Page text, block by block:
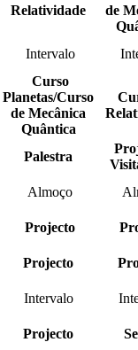
Relatividade
de
Intervalo
Curso
Planetas/Curso
de Mecânica
Quântica
Palestra
Almoço
Projecto
Projecto
Intervalo
Projecto